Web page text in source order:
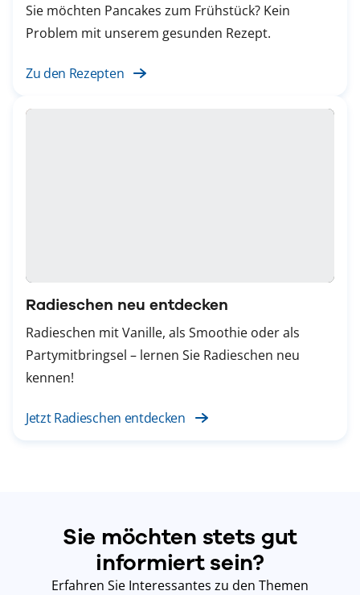
Sie möchten Pancakes zum Frühstück? Kein
Problem mit unserem gesunden Rezept.
Zu den Rezepten
Radieschen neu entdecken
Radieschen mit Vanille, als Smoothie oder als
Partymitbringsel – lernen Sie Radieschen neu
kennen!
Jetzt Radieschen entdecken
Sie möchten stets gut
informiert sein?
Erfahren Sie Interessantes zu den Themen